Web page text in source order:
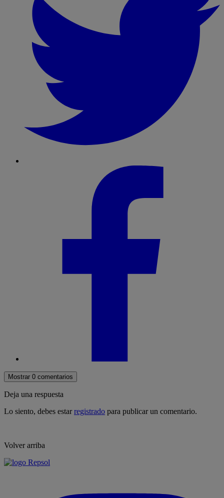
Mostrar 0 comentarios
Deja una respuesta
Lo siento, debes estarregistrado para publicar un comentario.
Volver arriba